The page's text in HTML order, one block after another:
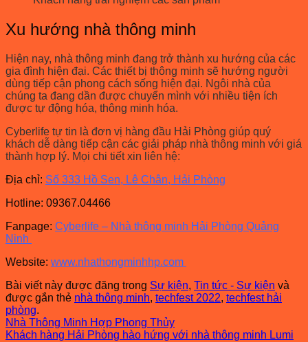
Xu hướng nhà thông minh
Hiện nay, nhà thông minh đang trở thành xu hướng của các
gia đình hiện đại. Các thiết bị thông minh sẽ hướng người
dùng tiếp cận phong cách sống hiện đại. Ngôi nhà của
chúng ta đang dần được chuyển mình với nhiều tiện ích
được tự động hóa, thông minh hóa.
Cyberlife tự tin là đơn vị hàng đầu Hải Phòng giúp quý
khách dễ dàng tiếp cận các giải pháp nhà thông minh với giá
thành hợp lý. Mọi chi tiết xin liên hệ:
Địa chỉ: Số 333 Hồ Sen, Lê Chân, Hải Phòng
Hotline: 09367.04466
Fanpage: Cyberlife – Nhà thông minh Hải Phòng Quảng
Ninh
Website: www.nhathongminhhp.com
Bài viết này được đăng trong Sự kiện, Tin tức - Sự kiện và
được gắn thẻ nhà thông minh, techfest 2022, techfest hải
phòng.
Nhà Thông Minh Hợp Phong Thủy
Khách hàng Hải Phòng hào hứng với nhà thông minh Lumi